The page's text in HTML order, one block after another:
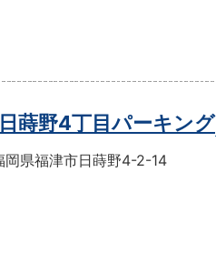
蒔野4丁目パーキング
岡県福津市日蒔野4-2-14